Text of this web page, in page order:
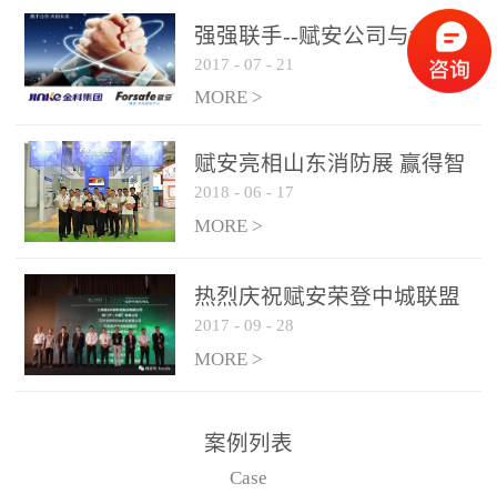
是针对这种高大空间建筑
物的消防设施、设备通过
现场图像的实时获取、预
处理和特征提取分析，实
现火焰的跟踪和识别。能
更早的进行预警，达到早
报早防的效果。 系统构
成示意图： 图像型火灾
和监控端两大部分组成。
两者之间通过以太网相
联，一台监控主机最多可
从监控主机上获取，最多
只能接6台，超过的需从现
强强联手--赋安公司与金科
集团达成战略合作协议
2017 - 07 - 21
MORE >
赋安亮相山东消防展 赢得智
慧消防新荣耀
2018 - 06 - 17
MORE >
热烈庆祝赋安荣登中城联盟
联合采购战略合作平台
2017 - 09 - 28
MORE >
案例列表
Case